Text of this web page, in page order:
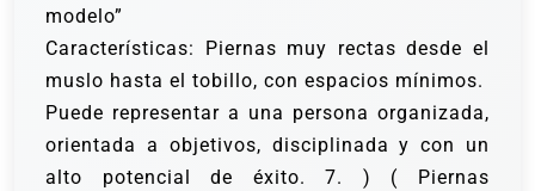
modelo”
Características: Piernas muy rectas desde el
muslo hasta el tobillo, con espacios mínimos.
Puede representar a una persona organizada,
orientada a objetivos, disciplinada y con un
alto potencial de éxito. 7. ) ( Piernas